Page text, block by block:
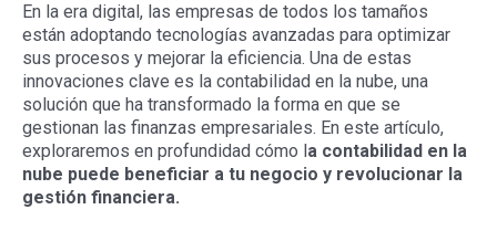
En la era digital, las empresas de todos los tamaños
están adoptando tecnologías avanzadas para optimizar
sus procesos y mejorar la eficiencia. Una de estas
innovaciones clave es la contabilidad en la nube, una
solución que ha transformado la forma en que se
gestionan las finanzas empresariales. En este artículo,
exploraremos en profundidad cómo la contabilidad en la
nube puede beneficiar a tu negocio y revolucionar la
gestión financiera.